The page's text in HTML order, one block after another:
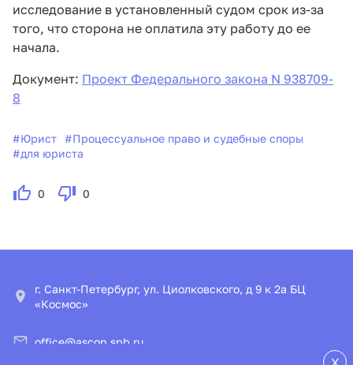
исследование в установленный судом срок из-за
того, что сторона не оплатила эту работу до ее
начала.
Документ: Проект Федерального закона N 938709-
8
#Юрист #Процессуальное право и судебные споры
#для юриста
0 0
г. Санкт-Петербург, ул. Циолковского, д 9 к 2а БЦ
«Космос»
office@ascon.spb.ru